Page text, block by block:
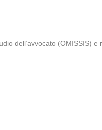
dell’avvocato (OMISSIS) e